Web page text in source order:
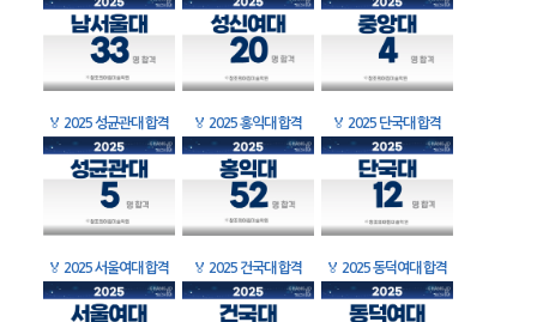
🏅 2025 성균관대 합격 🏅 2025 홍익대 합격 🏅 2025 단국대 합격
🏅 2025 서울여대 합격 🏅 2025 건국대 합격 🏅 2025 동덕여대 합격